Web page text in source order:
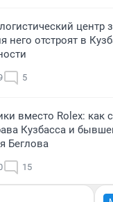
центр
него отстроят в
5
вместо Rolex: как
Кузбасса и
Беглова
15